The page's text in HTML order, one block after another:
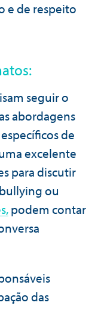
e de respeito
seguir o
abordagens
de
excelente
para discutir
ou
podem contar